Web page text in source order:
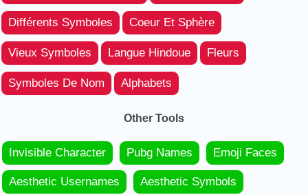
Différents Symboles Coeur Et Sphère
Vieux Symboles Langue Hindoue Fleurs
Symboles De Nom Alphabets
Other Tools
Invisible Character Pubg Names Emoji Faces
Aesthetic Usernames Aesthetic Symbols